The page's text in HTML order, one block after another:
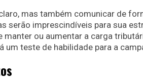
mas também comunicar de
serão imprescindíveis para sua
ou aumentar a carga
teste de habilidade para a